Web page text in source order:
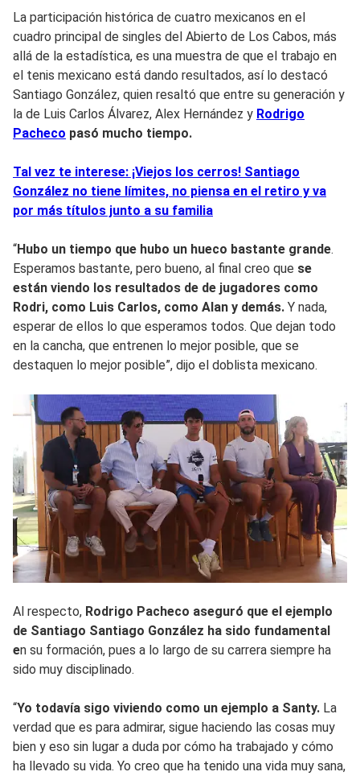
La participación histórica de cuatro mexicanos en el
cuadro principal de singles del Abierto de Los Cabos, más
allá de la estadística, es una muestra de que el trabajo en
el tenis mexicano está dando resultados, así lo destacó
Santiago González, quien resaltó que entre su generación y
la de Luis Carlos Álvarez, Alex Hernández y Rodrigo
Pacheco pasó mucho tiempo.
Tal vez te interese: ¡Viejos los cerros! Santiago
González no tiene límites, no piensa en el retiro y va
por más títulos junto a su familia
“Hubo un tiempo que hubo un hueco bastante grande.
Esperamos bastante, pero bueno, al final creo que se
están viendo los resultados de de jugadores como
Rodri, como Luis Carlos, como Alan y demás. Y nada,
esperar de ellos lo que esperamos todos. Que dejan todo
en la cancha, que entrenen lo mejor posible, que se
destaquen lo mejor posible”, dijo el doblista mexicano.
Al respecto, Rodrigo Pacheco aseguró que el ejemplo
de Santiago Santiago González ha sido fundamental
en su formación, pues a lo largo de su carrera siempre ha
sido muy disciplinado.
“Yo todavía sigo viviendo como un ejemplo a Santy. La
verdad que es para admirar, sigue haciendo las cosas muy
bien y eso sin lugar a duda por cómo ha trabajado y cómo
ha llevado su vida. Yo creo que ha tenido una vida muy sana,